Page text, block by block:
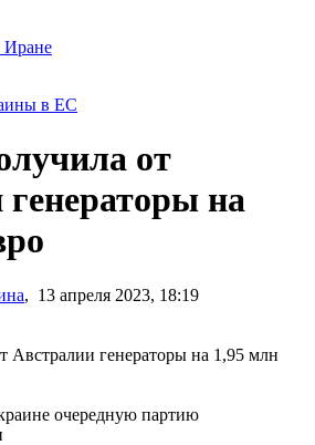
Иране
в ЕС
от
на
, 13 апреля 2023, 18:19
очередную партию